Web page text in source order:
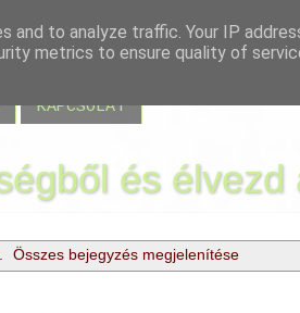
KAPCSOLAT
és élvezd
Összes bejegyzés megjelenítése
to analyze traffic. Your IP
metrics to ensure quality of